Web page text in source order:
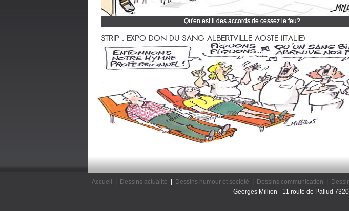
Qu'en est il des accords de cessez le feu?
Cliquez et découvrez tous mes dessins d'actualité
STRIP : EXPO DON DU SANG ALBERTVILLE AOSTE (ITALIE)
Accueil Dessins actualité Dessins humour et société Dessins communication
Georges Million - 11 route de Pallud